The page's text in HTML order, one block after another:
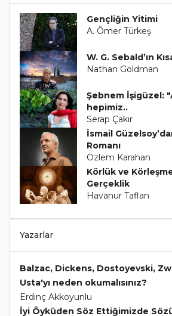
Gençliğin Yitimi
A. Ömer Türkeş
W. G. Sebald’ın
Nathan Goldman
Şebnem İşigüzel:
hepimiz..
Serap Çakır
İsmail
Romanı
Özlem Karahan
Körlük ve
Gerçeklik
Havanur Taflan
Yazarlar
Balzac, Dickens, Dostoyevski,
Usta'yı neden okumalısınız?
Erdinç Akkoyunlu
İyi Öyküden Söz Ettiğimizde